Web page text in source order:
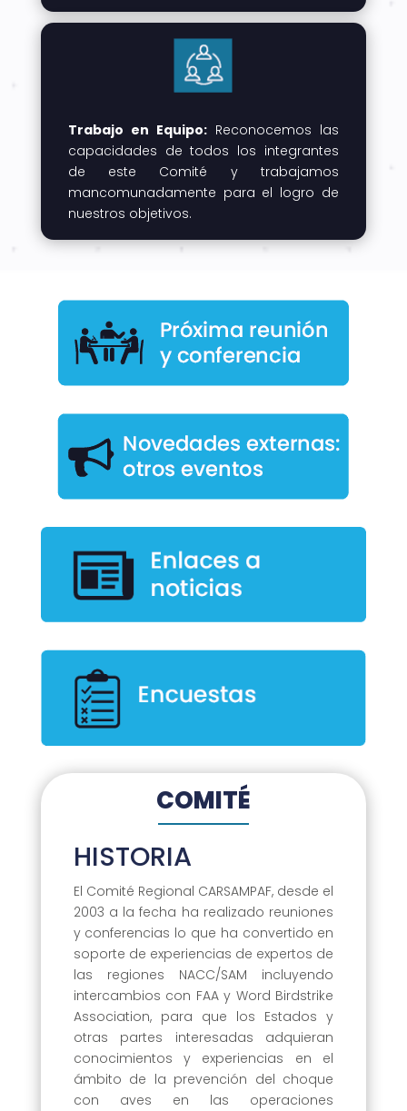
Trabajo en Equipo: Reconocemos las
capacidades de todos los integrantes
de este Comité y trabajamos
mancomunadamente para el logro de
nuestros objetivos.
COMITÉ
HISTORIA
El Comité Regional CARSAMPAF, desde el
2003 a la fecha ha realizado reuniones
y conferencias lo que ha convertido en
soporte de experiencias de expertos de
las regiones NACC/SAM incluyendo
intercambios con FAA y Word Birdstrike
Association, para que los Estados y
otras partes interesadas adquieran
conocimientos y experiencias en el
ámbito de la prevención del choque
con aves en las operaciones